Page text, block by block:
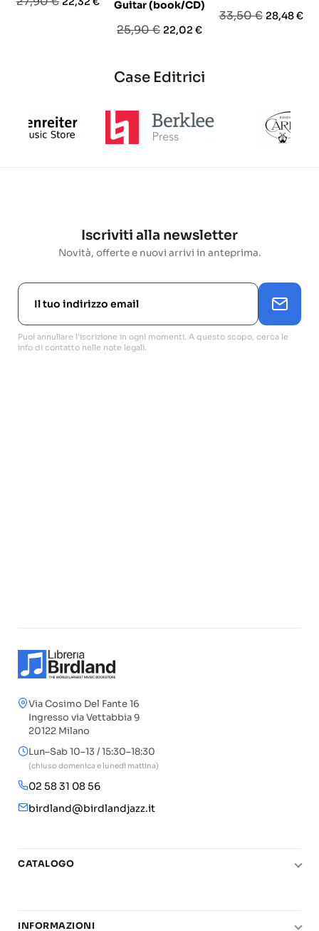
Guitar (book/CD)
Prezzo
25,90 € Prezzo
22,02 €
Prezzo
33,50 € Prezzo
28,48 €
Case Editrici
Iscriviti alla newsletter
Novità, offerte e nuovi arrivi in anteprima.
Puoi annullare l'iscrizione in ogni momenti. A questo scopo, cerca le
info di contatto nelle note legali.
Via Cosimo Del Fante 16
Ingresso via Vettabbia 9
20122 Milano
Lun–Sab 10–13 / 15:30–18:30
(chiuso domenica e lunedì mattina)
02 58 31 08 56
birdland@birdlandjazz.it
CATALOGO
Chitarra
INFORMAZIONI